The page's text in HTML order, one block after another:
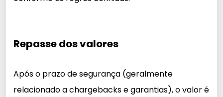
Repasse dos valores
Após o prazo de segurança (geralmente
relacionado a chargebacks e garantias), o valor é